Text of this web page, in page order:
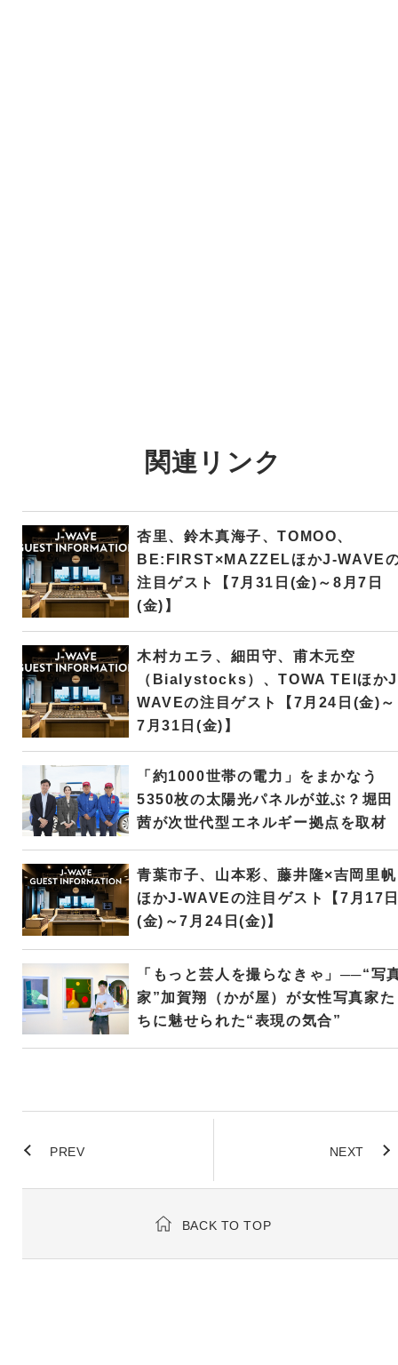
関連リンク
杏里、鈴木真海子、TOMOO、
BE:FIRST×MAZZELほかJ-WAVE
注目ゲスト【7月31日(金)～8月7日
(金)】
木村カエラ、細田守、甫木元空
（Bialystocks）、TOWA TEIほか
WAVEの注目ゲスト【7月24日(金)～
7月31日(金)】
「約1000世帯の電力」をまかなう
5350枚の太陽光パネルが並ぶ？堀田
茜が次世代型エネルギー拠点を取材
青葉市子、山本彩、藤井隆×吉岡里帆
ほかJ-WAVEの注目ゲスト【7月17
(金)～7月24日(金)】
「もっと芸人を撮らなきゃ」──“写
家”加賀翔（かが屋）が女性写真家た
ちに魅せられた“表現の気合”
PREV NEXT
BACK TO TOP